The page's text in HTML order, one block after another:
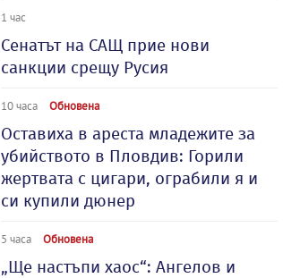
1 час
Сенатът на САЩ прие нови
санкции срещу Русия
10 часа Обновена
Оставиха в ареста младежите за
убийството в Пловдив: Горили
жертвата с цигари, ограбили я и
си купили дюнер
5 часа Обновена
„Ще настъпи хаос“: Ангелов и